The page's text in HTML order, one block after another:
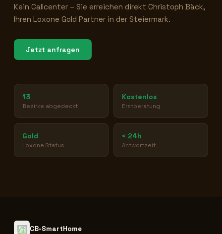
Kein Callcenter – Sie erreichen direkt Christoph Bäck,
Ihren Loxone Gold Partner in der Steiermark.
Jetzt anfragen
13
Bezirke abgedeckt
Kostenlos
Erstberatung
Gold
Loxone Status
< 24h
Antwortzeit
CB-SmartHome